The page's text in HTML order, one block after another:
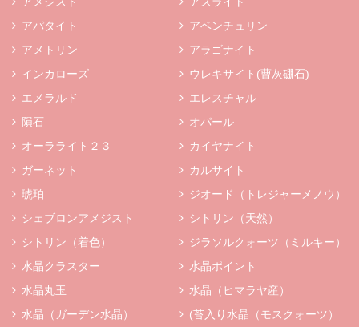
アパタイト
アベンチュリン
アメトリン
アラゴナイト
インカローズ
ウレキサイト(曹灰硼石)
エメラルド
エレスチャル
隕石
オパール
オーラライト２３
カイヤナイト
ガーネット
カルサイト
琥珀
ジオード（トレジャーメノウ）
シェブロンアメジスト
シトリン（天然）
シトリン（着色）
ジラソルクォーツ（ミルキー）
水晶クラスター
水晶ポイント
水晶丸玉
水晶（ヒマラヤ産）
水晶（ガーデン水晶）
(苔入り水晶（モスクォーツ）